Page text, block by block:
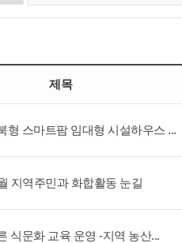
제목
형 스마트팜 임대형 시설하우스 ...
지역주민과 화합활동 눈길
식문화 교육 운영 -지역 농산...